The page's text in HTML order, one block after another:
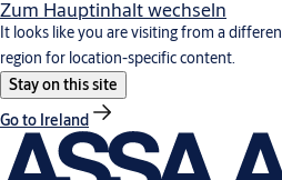
Zum Hauptinhalt wechseln
It looks like you are visiting from a
region for location-specific content.
Stay on this site
Go to Ireland